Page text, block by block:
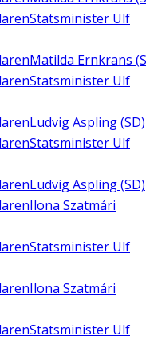
Statsminister Ulf
Matilda Ernkrans
Statsminister Ulf
Ludvig Aspling (SD)
Statsminister Ulf
Ludvig Aspling (SD)
Ilona Szatmári
Statsminister Ulf
Ilona Szatmári
Statsminister Ulf